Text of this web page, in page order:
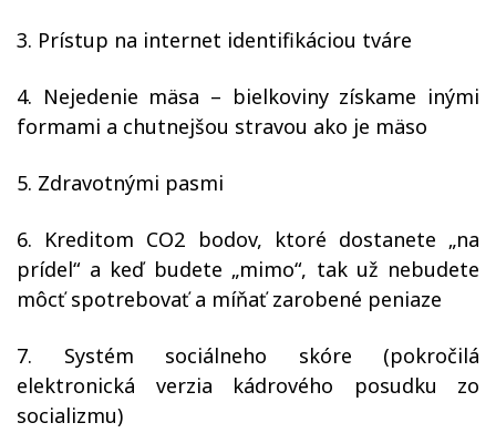
3. Prístup na internet identifikáciou tváre
4. Nejedenie mäsa – bielkoviny získame inými
formami a chutnejšou stravou ako je mäso
5. Zdravotnými pasmi
6. Kreditom CO2 bodov, ktoré dostanete „na
prídel“ a keď budete „mimo“, tak už nebudete
môcť spotrebovať a míňať zarobené peniaze
7. Systém sociálneho skóre (pokročilá
elektronická verzia kádrového posudku zo
socializmu)